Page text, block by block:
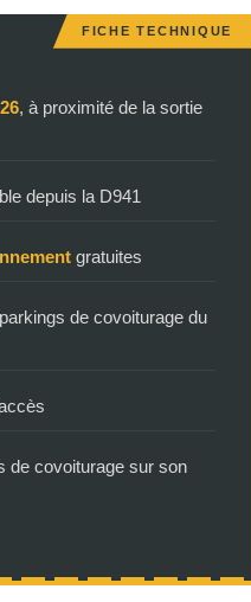
, à proximité de la sortie
depuis la D941
gratuites
de covoiturage du
de covoiturage sur son